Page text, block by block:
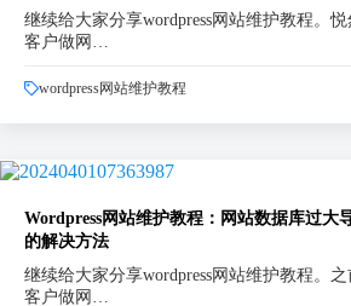
继续给大家分享wordpress网站维护教程。
客户做网…
wordpress网站维护教程
Wordpress网站维护教程：网站数据库过大
的解决方法
继续给大家分享wordpress网站维护教程。
客户做网…